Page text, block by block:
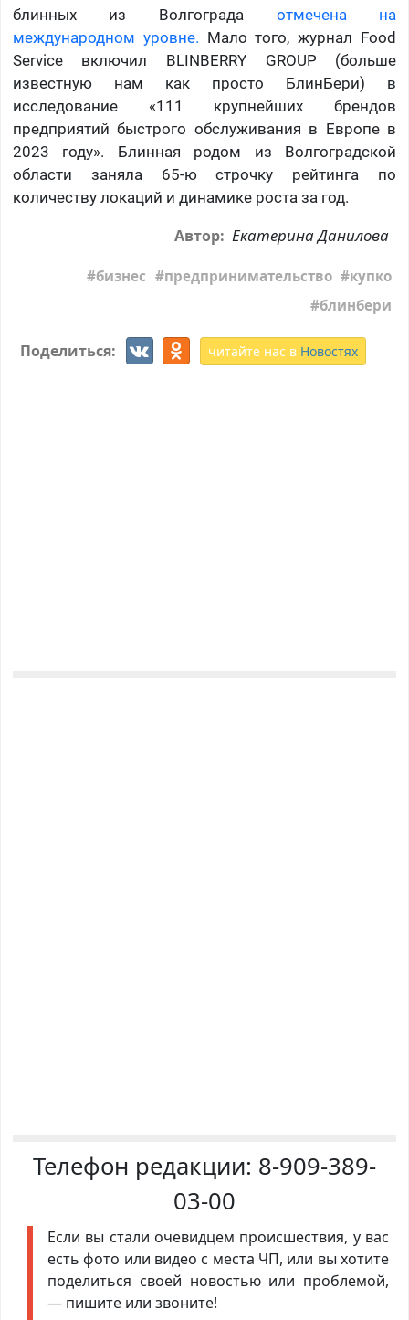
блинных из Волгограда отмечена на
международном уровне. Мало того, журнал Food
Service включил BLINBERRY GROUP (больше
известную нам как просто БлинБери) в
исследование «111 крупнейших брендов
предприятий быстрого обслуживания в Европе в
2023 году». Блинная родом из Волгоградской
области заняла 65-ю строчку рейтинга по
количеству локаций и динамике роста за год.
Автор: Екатерина Данилова
бизнес предпринимательство
купко
блинбери
Поделиться: читайте нас в Новостях
Телефон редакции: 8-909-389-
03-00
Если вы стали очевидцем происшествия, у вас
есть фото или видео с места ЧП, или вы хотите
поделиться своей новостью или проблемой,
— пишите или звоните!